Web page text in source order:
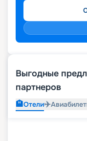
Выгодные
партнеров
🏨Отели✈️